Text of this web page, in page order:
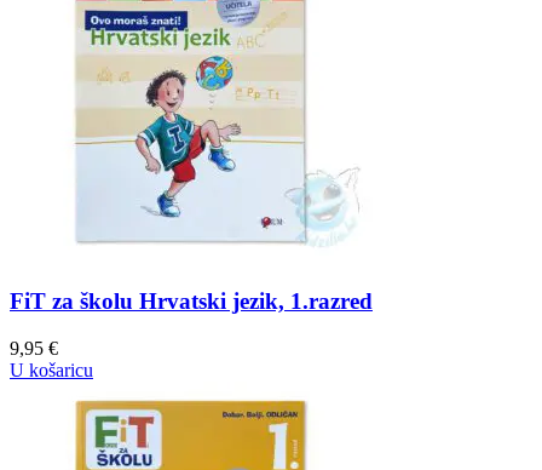
FiT za školu Hrvatski jezik, 1.razred
9,95 €
U košaricu